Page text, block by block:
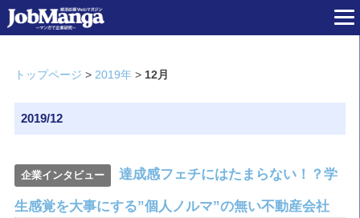
トップページ > 2019年> 12月
2019/12
企業インタビュー 達成感フェチにはたまらない！？学
生感覚を大事にする”個人ノルマ”の無い不動産会社